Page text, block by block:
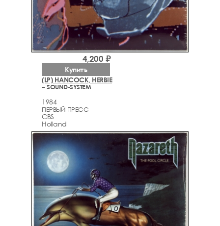
(LP) HANCOCK, HERBIE
– SOUND-SYSTEM
1984
ПЕРВЫЙ ПРЕСС
CBS
Holland
4,200 ₽
Купить